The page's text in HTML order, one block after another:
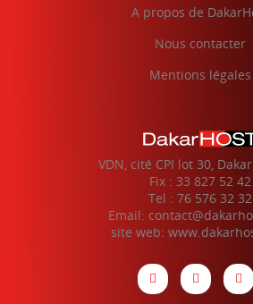
A propos de
Nous contacter
Mentions légales
VDN, cité CPI lot 30,
Fix : 33 827 52 42
Tel : 76 576 32 32
Email:
site web: